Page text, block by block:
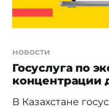
новости
Госуслуга по
концентрации
В Казахстане